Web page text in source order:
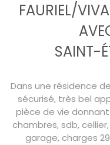
FAURIEL/
SAINT-
Dans une résidence
sécurisé, très bel
pièce de vie donnant
chambres, sdb,
garage, charges